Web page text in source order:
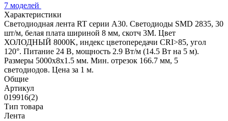
7 моделей
Характеристики
Светодиодная лента RT серии A30. Светодиоды SMD 2835, 30
шт/м, белая плата шириной 8 мм, скотч 3M. Цвет
ХОЛОДНЫЙ 8000K, индекс цветопередачи CRI>85, угол
120°. Питание 24 В, мощность 2.9 Вт/м (14.5 Вт на 5 м).
Размеры 5000x8x1.5 мм. Мин. отрезок 166.7 мм, 5
светодиодов. Цена за 1 м.
Общие
Артикул
019916(2)
Тип товара
Лента